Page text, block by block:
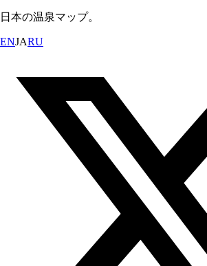
日本の温泉マップ。
ENJARU